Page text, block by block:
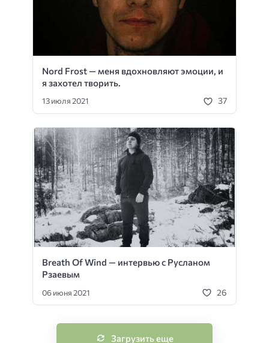
Nord Frost — меня вдохновляют эмоции, и
я захотел творить.
13 июля 2021 37
Breath Of Wind — интервью с Русланом
Рзаевым
06 июня 2021 26
Загрузить еще